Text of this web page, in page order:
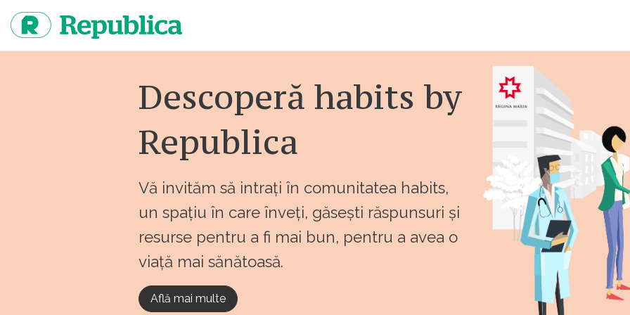
continut
Descoperă habits by
Republica
Vă invităm să intrați în comunitatea habits,
un spațiu în care înveți, găsești răspunsuri și
resurse pentru a fi mai bun, pentru a avea o
viață mai sănătoasă.
Află mai multe